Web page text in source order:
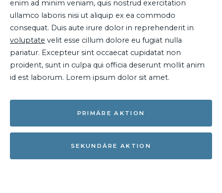
enim ad minim veniam, quis nostrud exercitation
ullamco laboris nisi ut aliquip ex ea commodo
consequat. Duis aute irure dolor in reprehenderit in
voluptate velit esse cillum dolore eu fugiat nulla
pariatur. Excepteur sint occaecat cupidatat non
proident, sunt in culpa qui officia deserunt mollit anim
id est laborum. Lorem ipsum dolor sit amet.
PRIMÄRE AKTION
SEKUNDÄRE AKTION